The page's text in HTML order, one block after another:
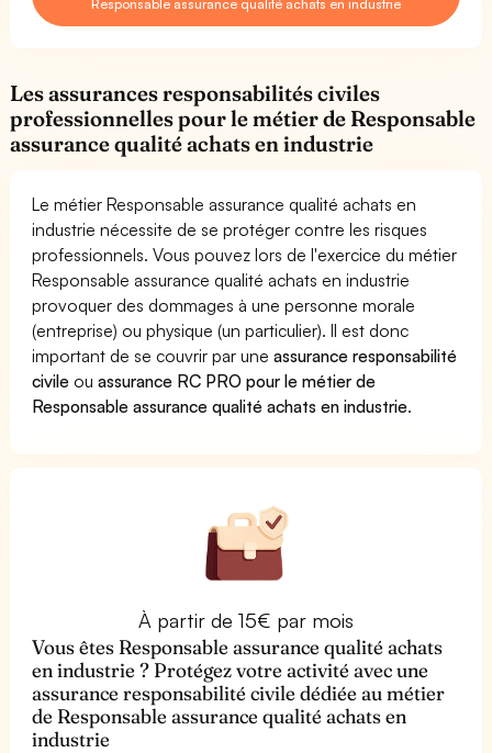
Responsable assurance qualité achats en industrie
Les assurances responsabilités civiles
professionnelles pour le métier de Responsable
assurance qualité achats en industrie
Le métier Responsable assurance qualité achats en
industrie nécessite de se protéger contre les risques
professionnels. Vous pouvez lors de l'exercice du métier
Responsable assurance qualité achats en industrie
provoquer des dommages à une personne morale
(entreprise) ou physique (un particulier). Il est donc
important de se couvrir par uneassurance responsabilité
civile ouassurance RC PRO pour le métier de
Responsable assurance qualité achats en industrie.
À partir de 15€ par mois
Vous êtes Responsable assurance qualité achats
en industrie ? Protégez votre activité avec une
assurance responsabilité civile dédiée au métier
de Responsable assurance qualité achats en
industrie